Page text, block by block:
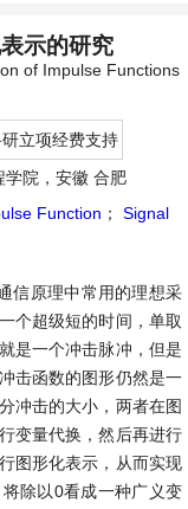
示的研究
of Impulse Functions
立项经费支持
学院，安徽 合肥
Function ；
Signal
信原理中常用的理想采
个超级短的时间，单取
是一个冲击脉冲，但是
击函数的图形仍然是一
冲击的大小，两者在图
变量代换，然后再进行
图形化表示，从而实现
除以0看成一种广义变